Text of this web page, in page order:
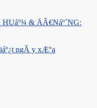
& ÄÃ€Náº´NG:
ngÃ y xÆ°a